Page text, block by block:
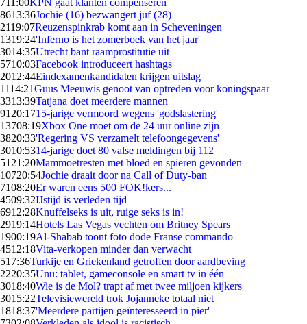
711:00KPN gaat klanten compenseren
8613:36Jochie (16) bezwangert juf (28)
2119:07Reuzenspinkrab komt aan in Scheveningen
1319:24'Inferno is het zomerboek van het jaar'
3014:35Utrecht bant raamprostitutie uit
5710:03Facebook introduceert hashtags
2012:44Eindexamenkandidaten krijgen uitslag
1114:21Guus Meeuwis genoot van optreden voor koningspaar
3313:39Tatjana doet meerdere mannen
91 20:1715-jarige vermoord wegens 'godslastering'
13708:19Xbox One moet om de 24 uur online zijn
3820:33'Regering VS verzamelt telefoongegevens'
3010:5314-jarige doet 80 valse meldingen bij 112
51 21:20Mammoetresten met bloed en spieren gevonden
10720:54Jochie draait door na Call of Duty-ban
7108:20Er waren eens 500 FOK!kers...
4509:32IJstijd is verleden tijd
6912:28Knuffelseks is uit, ruige seks is in!
2919:14Hotels Las Vegas vechten om Britney Spears
1900:19Al-Shabab toont foto dode Franse commando
4512:18Vita-verkopen minder dan verwacht
517:36Turkije en Griekenland getroffen door aardbeving
2220:35Unu: tablet, gameconsole en smart tv in één
3018:40Wie is de Mol? trapt af met twee miljoen kijkers
3015:22Televisiewereld trok Jojanneke totaal niet
1818:37'Meerdere partijen geïnteresseerd in pier'